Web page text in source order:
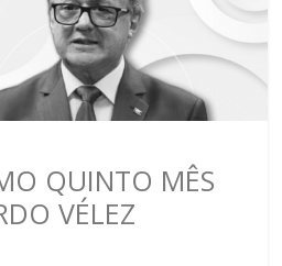
QUINTO MÊS
VÉLEZ